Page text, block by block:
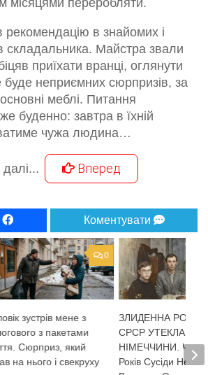
місяцями переробляти.
в знайомих і
Майстра звали
приїхати вранці, оглянути
буде неприємних сюрпризів, за
меблі. Питання
буденно: завтра в їхній
чужа людина…
Вперед
Коментувати
0
зустрів мене з
з пакетами
Сюрприз, який
на нього і свекруху
ЗЛИДЕННА
СРСР УТЕКЛА ДО
НІМЕЧЧИНИ.
Років Сусіди Не